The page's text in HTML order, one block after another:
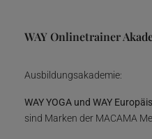
WAY Onlinetrainer
Ausbildungsakademie:
WAY YOGA und WAY
sind Marken der MACAMA